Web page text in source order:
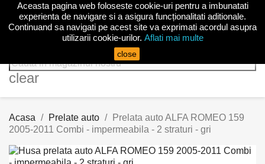
clear
Acasa Prelate auto
Prelata auto ALFA ROMEO 159
2005-2011 Combi - impermeabila - 2 straturi - gri
Aceasta pagina web foloseste cookie-uri pentru a imbunatati
experienta de navigare si a asigura funcționalitati aditionale.
Continuand sa navigati pe acest site va exprimati acordul asupra
utilizarii cookie-urilor. Aflati mai multe
close